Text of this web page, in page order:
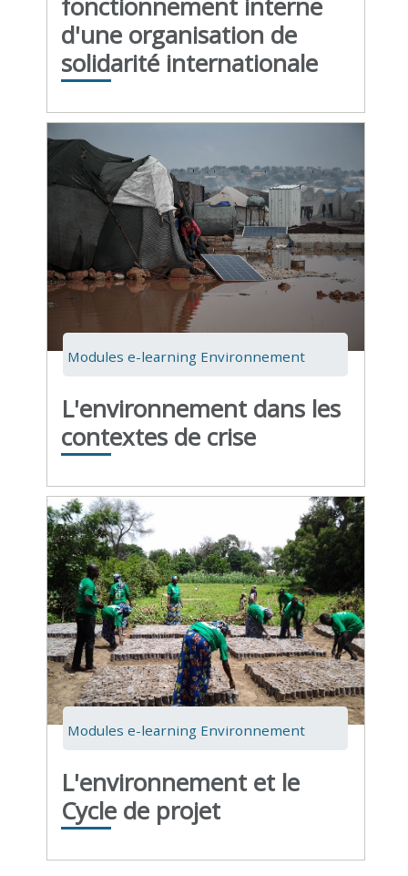
d'une organisation de
solidarité internationale
Modules e-learning Environnement
L'environnement dans les
contextes de crise
Modules e-learning Environnement
L'environnement et le
Cycle de projet